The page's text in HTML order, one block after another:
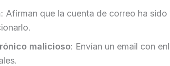
: Afirman que la cuenta de correo ha sido
malicioso: Envían un email con